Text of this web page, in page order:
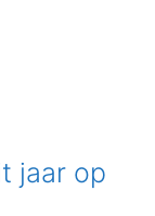
jaar op